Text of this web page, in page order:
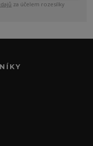
za účelem rozesílky